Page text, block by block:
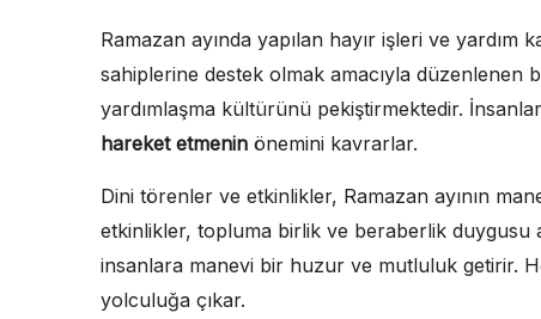
Ramazan ayında yapılan hayır işleri ve
sahiplerine destek olmak amacıyla düzenlenen
yardımlaşma kültürünü pekiştirmektedir.
hareket etmenin önemini kavrarlar.
Dini törenler ve etkinlikler, Ramazan ayının
etkinlikler, topluma birlik ve beraberlik duygusu
insanlara manevi bir huzur ve mutluluk getirir.
yolculuğa çıkar.